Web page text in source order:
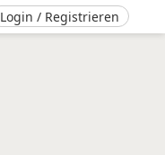
Login / Registrieren